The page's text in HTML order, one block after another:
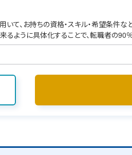
て、お持ちの資格・スキル・希望条件な
るように具体化することで、転職者の90